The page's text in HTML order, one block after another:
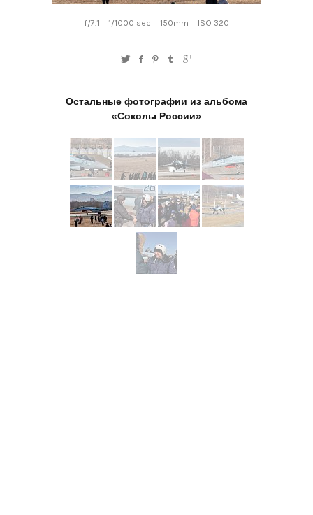
f/7.1 1/1000 sec 150mm ISO 320
Остальные фотографии из альбома
«Соколы России»